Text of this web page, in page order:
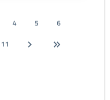
4 5
6
11